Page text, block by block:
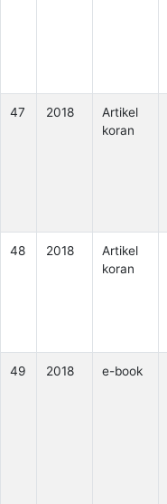
47 2018
Artikel
koran
48 2018
Artikel
koran
49 2018 e-book